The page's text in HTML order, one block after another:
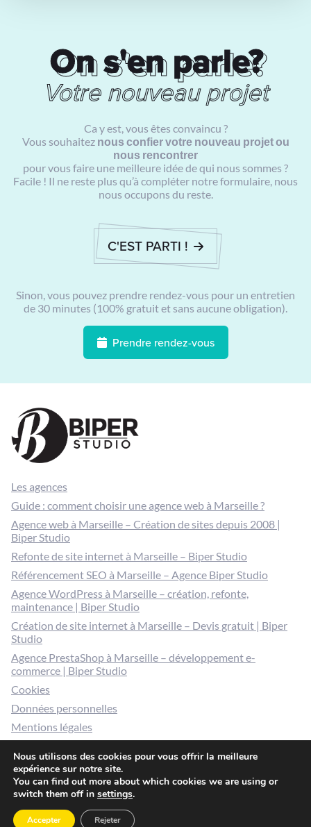
On s'en parle?
On s'en parle?
Votre nouveau projet
Ca y est, vous êtes convaincu ?
Vous souhaitez nous confier votre nouveau projet ou
nous rencontrer
pour vous faire une meilleure idée de qui nous sommes ?
Facile ! Il ne reste plus qu’à compléter notre formulaire, nous
nous occupons du reste.
C'EST PARTI !
Sinon, vous pouvez prendre rendez-vous pour un entretien
de 30 minutes (100% gratuit et sans aucune obligation).
Prendre rendez-vous
Les agences
Guide : comment choisir une agence web à Marseille ?
Agence web à Marseille – Création de sites depuis 2008 |
Biper Studio
Refonte de site internet à Marseille – Biper Studio
Référencement SEO à Marseille – Agence Biper Studio
Agence WordPress à Marseille – création, refonte,
maintenance | Biper Studio
Création de site internet à Marseille – Devis gratuit | Biper
Studio
Agence PrestaShop à Marseille – développement e-
commerce | Biper Studio
Cookies
Données personnelles
Mentions légales
© 2026 Biper studio / 30 rue Jean Pierre Brun 13006
Marseille - RCS Marseille 502 288 327 00070 - Tous
droits réservés.
Nous utilisons des cookies pour vous offrir la meilleure
expérience sur notre site.
You can find out more about which cookies we are using or
switch them off in settings.
Accepter Rejeter